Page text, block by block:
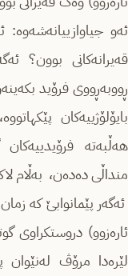
ئەو
قەیرانەکانی بوون؟
ڕووبەڕووی فرۆید
بایۆلۆژییەکان
هەڵبەتە فرۆیدییەکان
منداڵی دەدەن، بەڵام
ئەگەر پێمانوابێ کە
ئارەزوو) دروستکراوی
لێرەدا مرۆڤ لەنێوان